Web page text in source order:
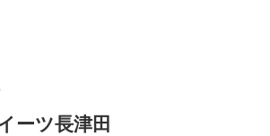
ーツ長津田